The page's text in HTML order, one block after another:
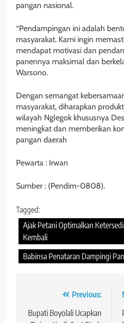
pangan nasional.
“Pendampingan ini adalah
masyarakat. Kami ingin
mendapat motivasi dan
panennya maksimal dan
Warsono.
Dengan semangat
masyarakat, diharapkan
wilayah Nglegok khususnya
meningkat dan memberikan
pangan daerah
Pewarta : Irwan
Sumber : (Pendim-0808).
Tagged:
Ajak Petani Optimalkan
Kembali
Babinsa Penataran Dampingi
Navigasi
pos
Previous:
Bupati Boyolali Ucapkan